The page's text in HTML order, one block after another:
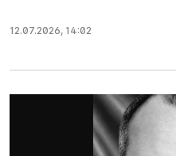
12.07.2026, 14:02